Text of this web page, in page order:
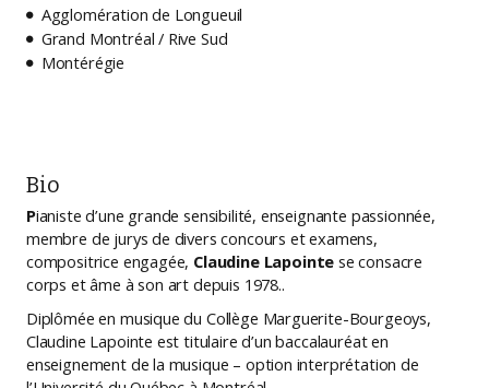
 Agglomération de Longueuil
 Grand Montréal / Rive Sud
 Montérégie
Bio
Pianiste d’une grande sensibilité, enseignante passionnée,
membre de jurys de divers concours et examens,
compositrice engagée, Claudine Lapointe se consacre
corps et âme à son art depuis 1978..
Diplômée en musique du Collège Marguerite-Bourgeoys,
Claudine Lapointe est titulaire d’un baccalauréat en
enseignement de la musique – option interprétation de